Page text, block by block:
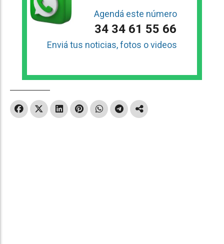
Agendá este número
34 34 61 55 66
Enviá tus noticias, fotos o videos